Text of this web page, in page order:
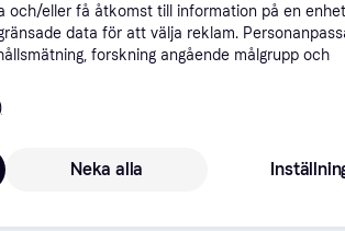
99 kr frakt,1-3 dagar
och/eller få åtkomst till information på en
data för att välja reklam.
forskning angående målgrupp och
Neka alla